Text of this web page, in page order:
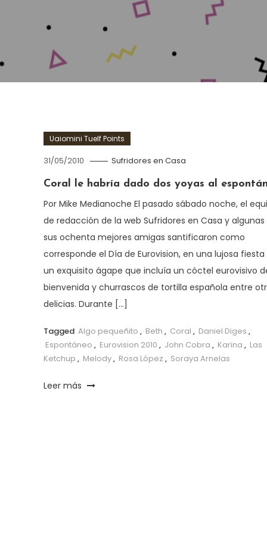
Uaiomini Tuelf Points
31/05/2010 Sufridores en Casa
Coral le habría dado dos yoyas al
Por Mike Medianoche El pasado sábado noche, el
de redacción de la web Sufridores en Casa y algunas
sus ochenta mejores amigas santificaron como
corresponde el Día de Eurovision, en una lujosa
un exquisito ágape que incluía un cóctel eurovisivo
bienvenida y churrascos de tortilla española entre
delicias. Durante […]
Tagged Algo pequeñito , Beth , Coral , Daniel Diges ,
Espontáneo , Eurovision 2010 , John Cobra , Karina , Las
Ketchup , Melody, Rosa López , Soraya Arnelas
Leer más